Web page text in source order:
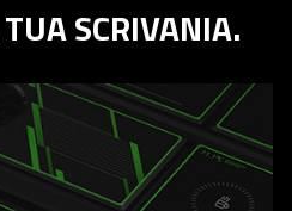
SCRIVANIA.